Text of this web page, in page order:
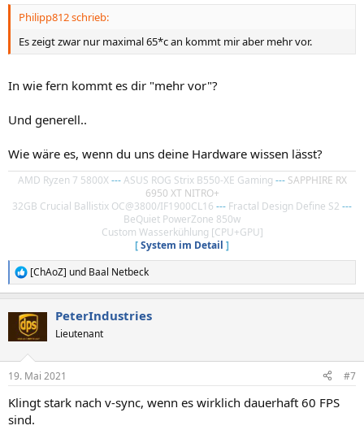
Philipp812 schrieb:
Es zeigt zwar nur maximal 65*c an kommt mir aber mehr vor.
In wie fern kommt es dir "mehr vor"?
Und generell..
Wie wäre es, wenn du uns deine Hardware wissen lässt?
AMD Ryzen 7 5800X --- ASUS ROG Strix B550-XE Gaming --- SAPPHIRE RX
6950 XT NITRO+
32GB Crucial Ballistix OC@3800/IF1900CL16 --- Fractal Design Define S2 ---
BeQuiet PowerZone 850w
Custom Wasserkühlung [CPU+GPU]
[System im Detail ]
R
e
k
i
e
:
[ChAoZ] und Baal Netbeck
PeterIndustries
Lieutenant
19. Mai 2021 #7
Klingt stark nach v-sync, wenn es wirklich dauerhaft 60 FPS
sind.